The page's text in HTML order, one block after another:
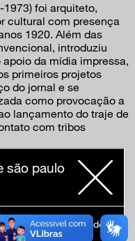
1973) foi arquiteto,
cultural com presença
1920. Além das
introduziu
da mídia impressa,
primeiros projetos
do jornal e se
como provocação a
lançamento do traje de
com tribos
reunindo
o início de sua
da antropofagia,
Experiência, as
à Europa, sua
de Maio, as
são paulo
fechada em virtude
Ibirapuera.